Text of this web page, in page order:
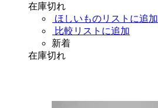
在庫切れ
ほしいものリストに追加
比較リストに追加
新着
在庫切れ